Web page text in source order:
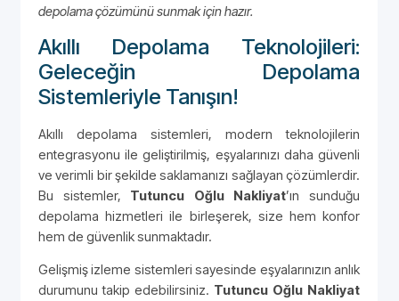
depolama çözümünü sunmak için hazır.
Akıllı Depolama Teknolojileri:
Geleceğin Depolama
Sistemleriyle Tanışın!
Akıllı depolama sistemleri, modern teknolojilerin
entegrasyonu ile geliştirilmiş, eşyalarınızı daha güvenli
ve verimli bir şekilde saklamanızı sağlayan çözümlerdir.
Bu sistemler, Tutuncu Oğlu Nakliyat’ın sunduğu
depolama hizmetleri ile birleşerek, size hem konfor
hem de güvenlik sunmaktadır.
Gelişmiş izleme sistemleri sayesinde eşyalarınızın anlık
durumunu takip edebilirsiniz. Tutuncu Oğlu Nakliyat